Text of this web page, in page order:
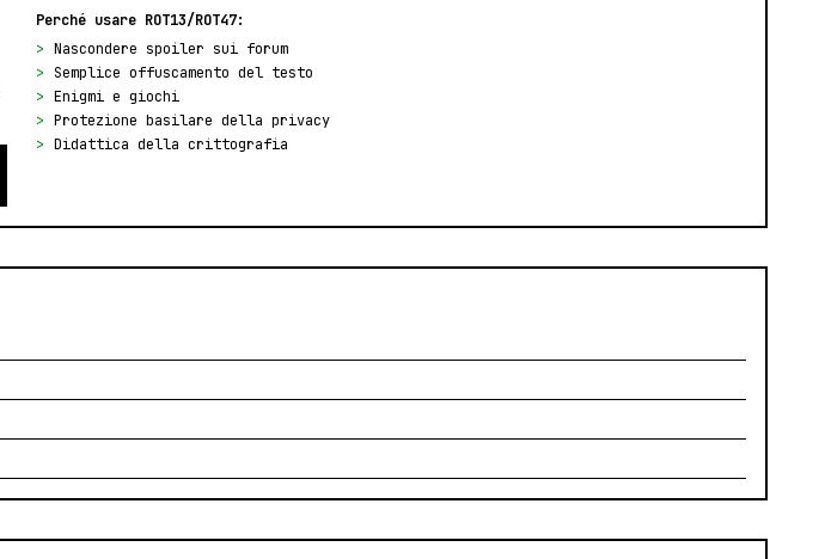
Perché usare ROT13/ROT47:
> Nascondere spoiler sui forum
>
Semplice offuscamento del testo
> Enigmi e giochi
> Protezione basilare della privacy
> Didattica della crittografia